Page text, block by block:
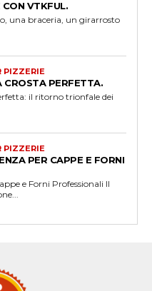
CON VTKFUL.
una braceria, un girarrosto
PIZZERIE
CROSTA PERFETTA.
il ritorno trionfale dei
PIZZERIE
PER CAPPE E FORNI
e Forni Professionali Il